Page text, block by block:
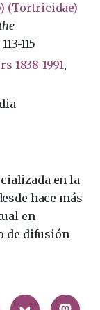
(Tortricidae)
115
1838-1991,
en la
hace más
en
de difusión